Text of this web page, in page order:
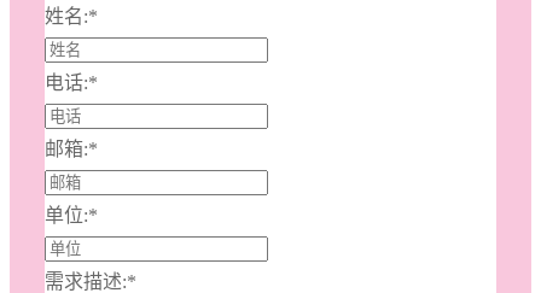
姓名:*
电话:*
邮箱:*
单位:*
需求描述:*